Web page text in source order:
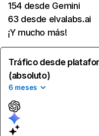
154 desde Gemini
63 desde elvalabs.ai
¡Y mucho más!
Tráfico desde
(absoluto)
6 meses